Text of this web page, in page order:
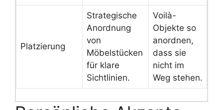
Platzierung
Strategische
Anordnung
von
Möbelstücken
für klare
Sichtlinien.
Voilà-
Objekte so
anordnen,
dass sie
nicht im
Weg stehen.